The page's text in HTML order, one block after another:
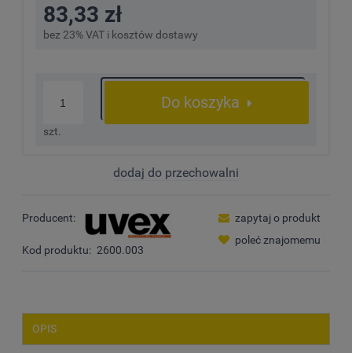
83,33 zł
bez 23% VAT i kosztów dostawy
szt.
Do koszyka
dodaj do przechowalni
Producent:
Kod produktu: 2600.003
zapytaj o produkt
poleć znajomemu
OPIS